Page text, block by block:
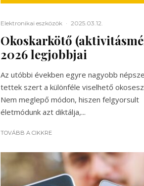
Elektronikai eszközök · 2025.03.12.
Okoskarkötő
2026 legjobbjai
Az utóbbi években egyre nagyobb
tettek szert a különféle viselhető
Nem meglepő módon, hiszen felgyorsult
életmódunk azt diktálja,...
TOVÁBB A CIKKRE